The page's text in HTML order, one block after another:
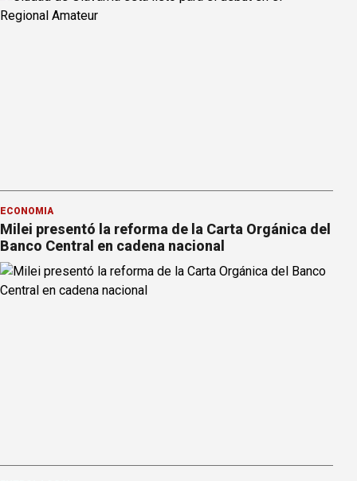
ECONOMÍA
Milei presentó la reforma de la Carta Orgánica del
Banco Central en cadena nacional